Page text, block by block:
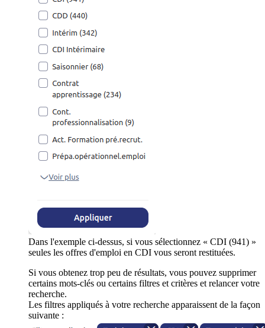
Dans l'exemple ci-dessus, si vous sélectionnez « CDI (941) »
seules les offres d'emploi en CDI vous seront restituées.
Si vous obtenez trop peu de résultats, vous pouvez supprimer
certains mots-clés ou certains filtres et critères et relancer votre
recherche.
Les filtres appliqués à votre recherche apparaissent de la façon
suivante :